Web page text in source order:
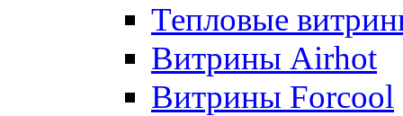
Тепловые
Витрины Airhot
Витрины Forcool